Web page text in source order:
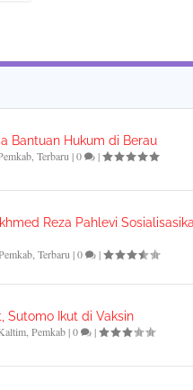
Bantuan Hukum di Berau
,Terbaru|0 |
Reza Pahlevi
,Terbaru|0 |
Sutomo Ikut di Vaksin
,Pemkab|0 |